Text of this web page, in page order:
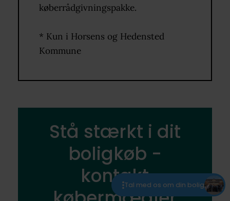
Tal med os om din bolig
køberrådgivningspakke.
* Kun i Horsens og Hedensted
Kommune
Stå stærkt i dit
boligkøb -
kontakt